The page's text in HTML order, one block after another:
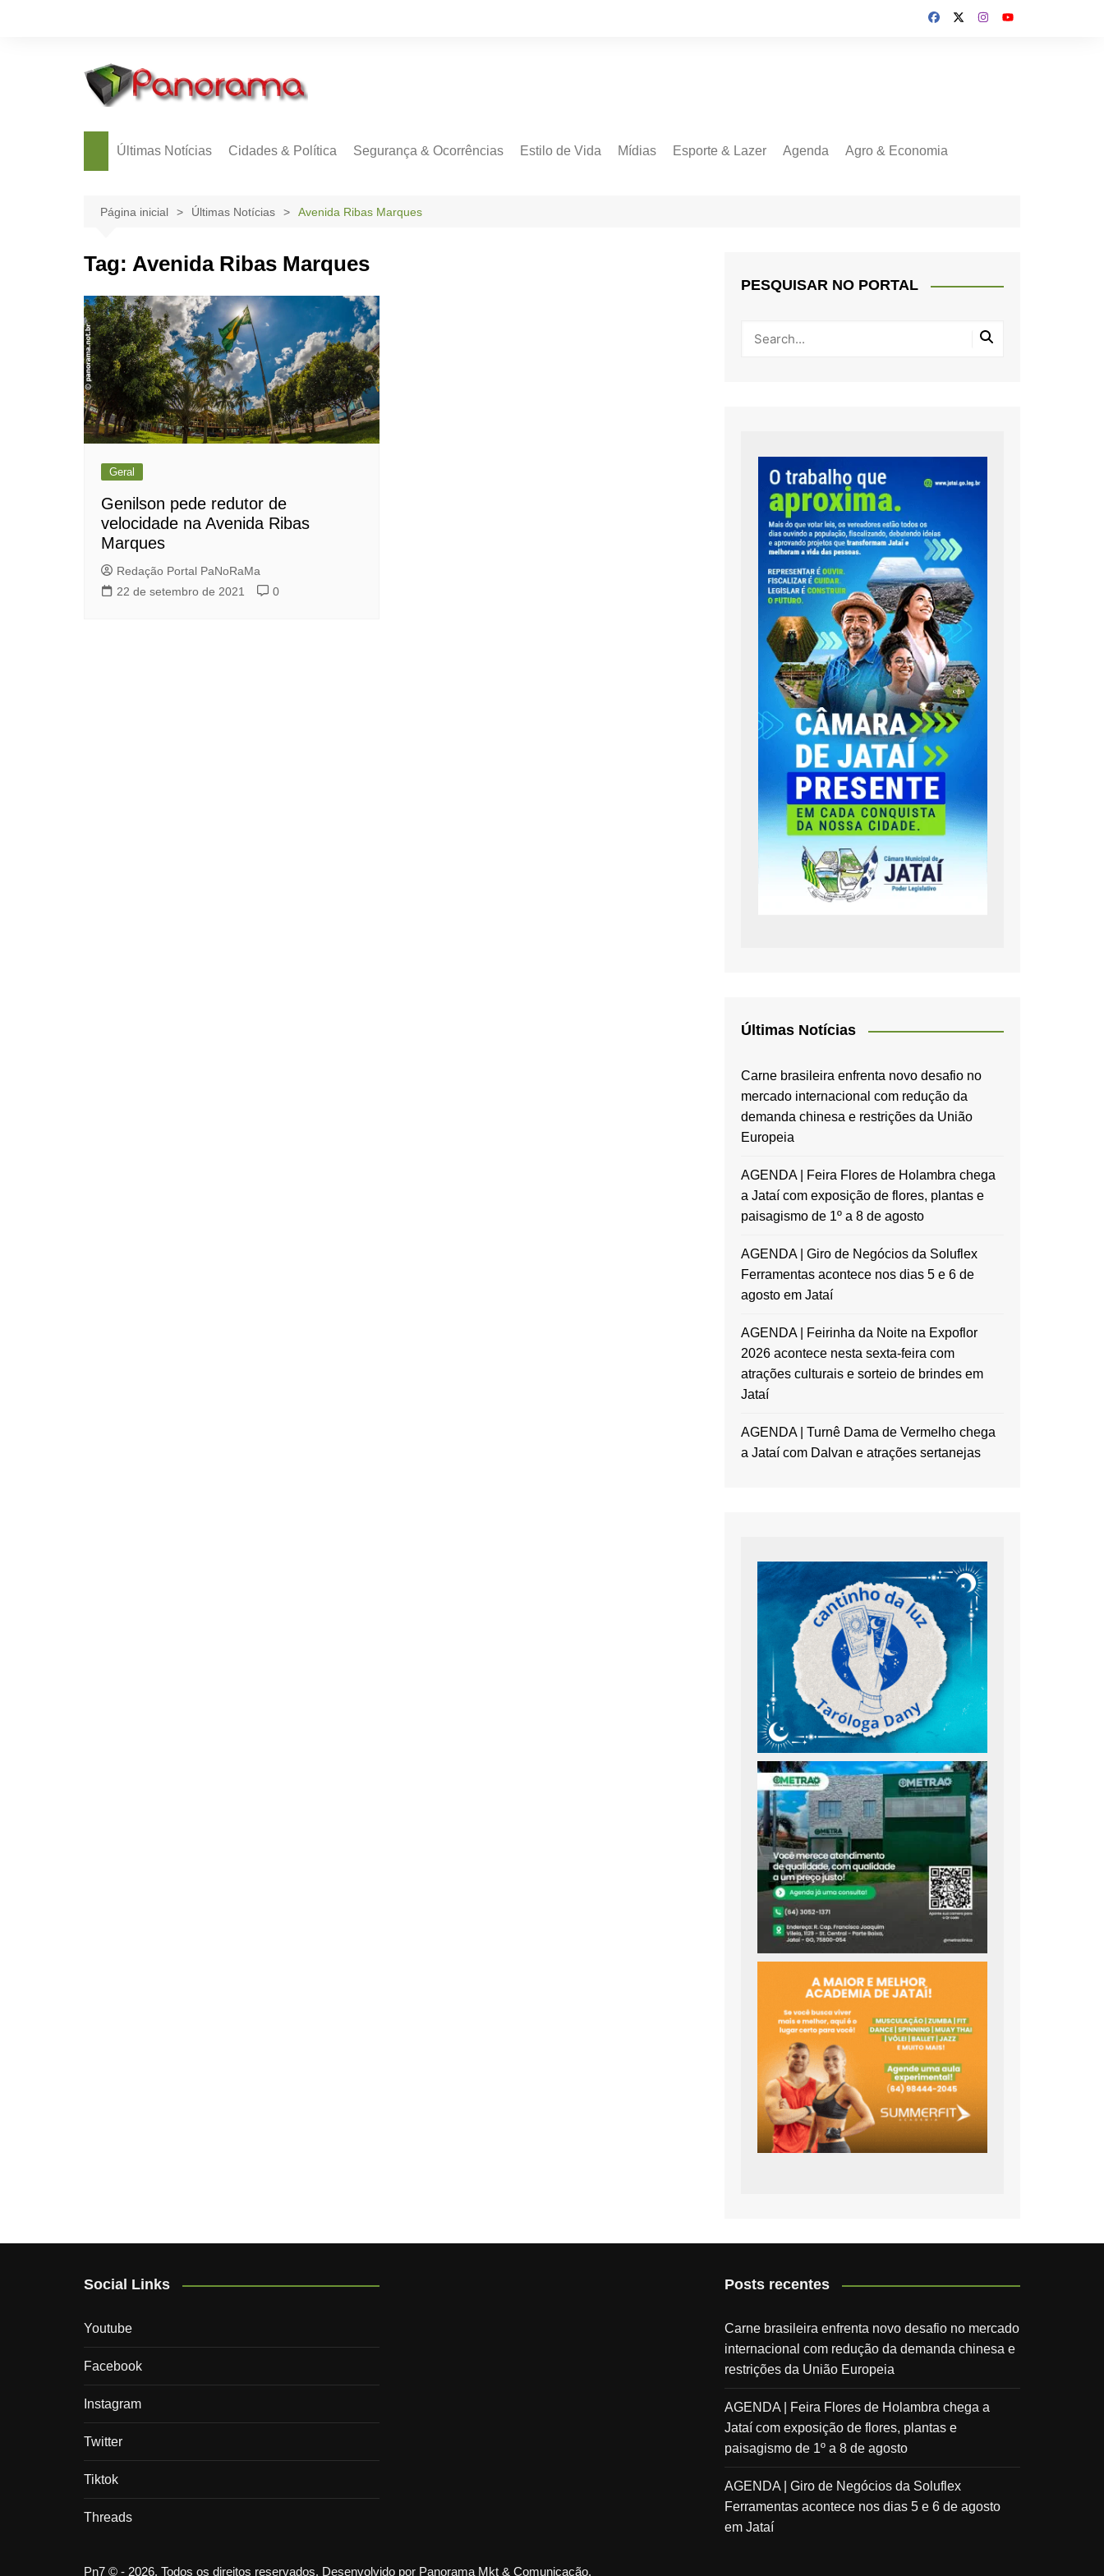
Últimas Notícias Cidades & Política Segurança & Ocorrências Estilo de Vida Mídias Esporte & Lazer Agenda Agro & Economia
Página inicial Últimas Notícias Avenida Ribas Marques
Tag: Avenida Ribas Marques
Geral
Genilson pede redutor de
velocidade na Avenida Ribas
Marques
Redação Portal PaNoRaMa
22 de setembro de 2021
0
PESQUISAR NO PORTAL
Últimas Notícias
Carne brasileira enfrenta novo desafio no
mercado internacional com redução da
demanda chinesa e restrições da União
Europeia
AGENDA | Feira Flores de Holambra chega
a Jataí com exposição de flores, plantas e
paisagismo de 1º a 8 de agosto
AGENDA | Giro de Negócios da Soluflex
Ferramentas acontece nos dias 5 e 6 de
agosto em Jataí
AGENDA | Feirinha da Noite na Expoflor
2026 acontece nesta sexta-feira com
atrações culturais e sorteio de brindes em
Jataí
AGENDA | Turnê Dama de Vermelho chega
a Jataí com Dalvan e atrações sertanejas
Social Links
Youtube
Facebook
Instagram
Twitter
Tiktok
Threads
Posts recentes
Carne brasileira enfrenta novo desafio no mercado
internacional com redução da demanda chinesa e
restrições da União Europeia
AGENDA | Feira Flores de Holambra chega a
Jataí com exposição de flores, plantas e
paisagismo de 1º a 8 de agosto
AGENDA | Giro de Negócios da Soluflex
Ferramentas acontece nos dias 5 e 6 de agosto
em Jataí
Pn7 © - 2026. Todos os direitos reservados. Desenvolvido por Panorama Mkt & Comunicação.